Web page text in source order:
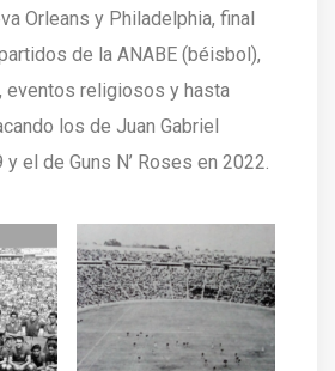
Orleans y Philadelphia, final
de la ANABE (béisbol),
religiosos y hasta
los de Juan Gabriel
y el de Guns N’ Roses en 2022.